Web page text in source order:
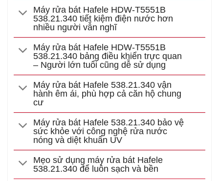
Máy rửa bát Hafele HDW-T5551B
538.21.340 tiết kiệm điện nước hơn
nhiều người vẫn nghĩ
Máy rửa bát Hafele HDW-T5551B
538.21.340 bảng điều khiển trực quan
– Người lớn tuổi cũng dễ sử dụng
Máy rửa bát Hafele 538.21.340 vận
hành êm ái, phù hợp cả căn hộ chung
cư
Máy rửa bát Hafele 538.21.340 bảo vệ
sức khỏe với công nghệ rửa nước
nóng và diệt khuẩn UV
Mẹo sử dụng máy rửa bát Hafele
538.21.340 để luôn sạch và bền